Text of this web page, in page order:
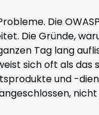
Die
Die Gründe,
Tag lang
sich oft als das
und -